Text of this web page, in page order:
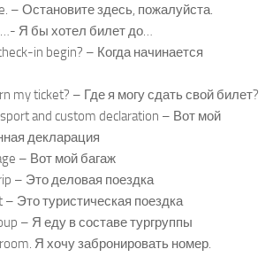
– Остановите здесь, пожалуйста.
Я бы хотел билет до…
in begin? – Когда начинается
my ticket? – Где я могу сдать свой билет?
and custom declaration – Вот мой
декларация
– Вот мой багаж
– Это деловая поездка
– Это туристическая поездка
– Я еду в составе тургруппы
Я хочу забронировать номер.